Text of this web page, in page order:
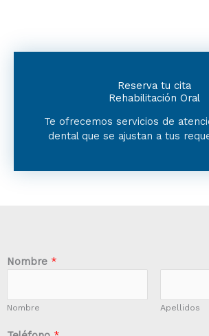
Reserva tu cita
Rehabilitación Oral
Te ofrecemos servicios de
dental que se ajustan a tus
Nombre *
Nombre Apellidos